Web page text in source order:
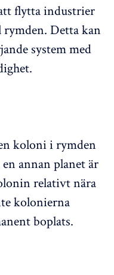
flytta industrier
Detta kan
system med
koloni i rymden
annan planet är
relativt nära
kolonierna
boplats.